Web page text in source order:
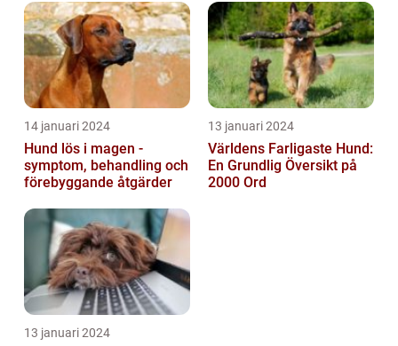
kara...
14 januari 2024
Hund lös i magen -
symptom, behandling och
förebyggande åtgärder
13 januari 2024
Världens Farligaste Hund:
En Grundlig Översikt på
2000 Ord
13 januari 2024